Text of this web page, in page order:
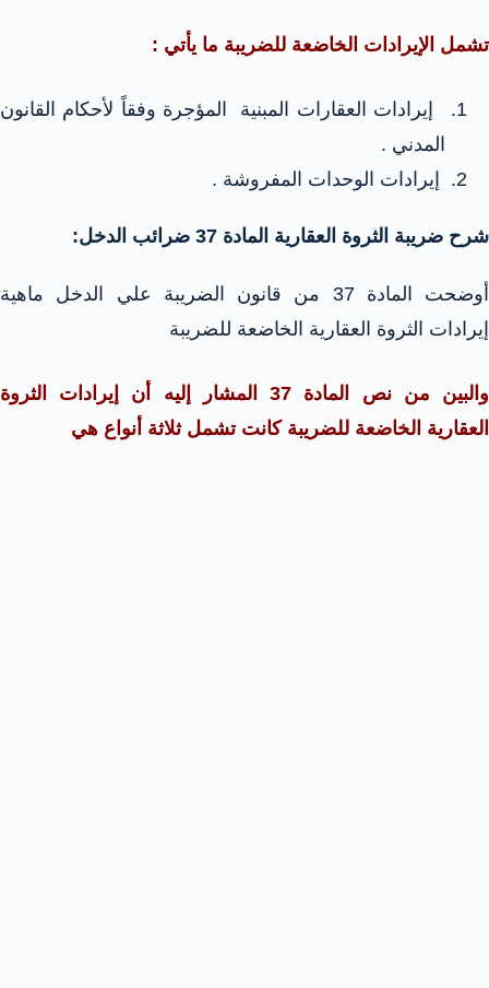
تشمل الإيرادات الخاضعة للضريبة ما يأتي :
إيرادات العقارات المبنية المؤجرة وفقاً لأحكام القانون
المدني .
إيرادات الوحدات المفروشة .
شرح ضريبة الثروة العقارية المادة 37 ضرائب الدخل:
أوضحت المادة 37 من قانون الضريبة علي الدخل ماهية
إيرادات الثروة العقارية الخاضعة للضريبة
والبين من نص المادة 37 المشار إليه أن إيرادات الثروة
العقارية الخاضعة للضريبة كانت تشمل ثلاثة أنواع هي